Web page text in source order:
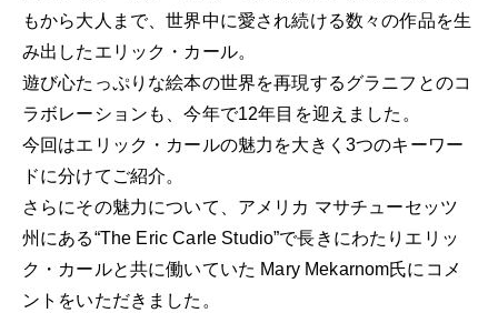
もから大人まで、世界中に愛され続ける数々の作品を生
み出したエリック・カール。
遊び心たっぷりな絵本の世界を再現するグラニフとのコ
ラボレーションも、今年で12年目を迎えました。
今回はエリック・カールの魅力を大きく3つのキーワー
ドに分けてご紹介。
さらにその魅力について、アメリカ マサチューセッツ
州にある“The Eric Carle Studio”で長きにわたりエリッ
ク・カールと共に働いていた Mary Mekarnom氏にコメ
ントをいただきました。